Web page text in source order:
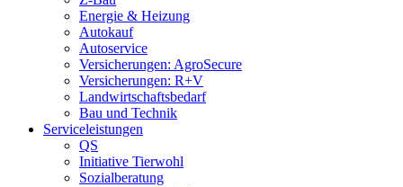
Energie & Heizung
Autokauf
Autoservice
Versicherungen: AgroSecure
Versicherungen: R+V
Landwirtschaftsbedarf
Bau und Technik
Service­­leistungen
QS
Initiative Tierwohl
Sozialberatung